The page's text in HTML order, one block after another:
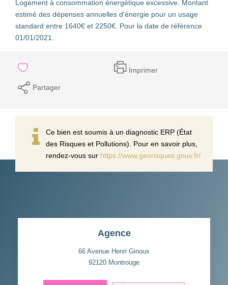
Logement à consommation énergétique excessive. Montant
estimé des dépenses annuelles d'énergie pour un usage
standard entre 1640€ et 2250€. Pour la date de référence
01/01/2021.
Imprimer
Partager
Ce bien est soumis à un diagnostic ERP (État
des Risques et Pollutions). Pour en savoir plus,
rendez-vous sur https://www.georisques.gouv.fr/
Agence
66 Avenue Henri Ginoux
92120 Montrouge